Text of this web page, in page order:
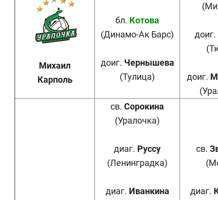
Михаил
Карполь
бл. Котова
(Динамо-Ак Барс)
доиг. Чернышева
(Тулица)
доиг.
доиг.
св. Сорокина
(Уралочка)
диаг. Руссу
(Ленинградка)
диаг. Иванкина
св.
диаг.